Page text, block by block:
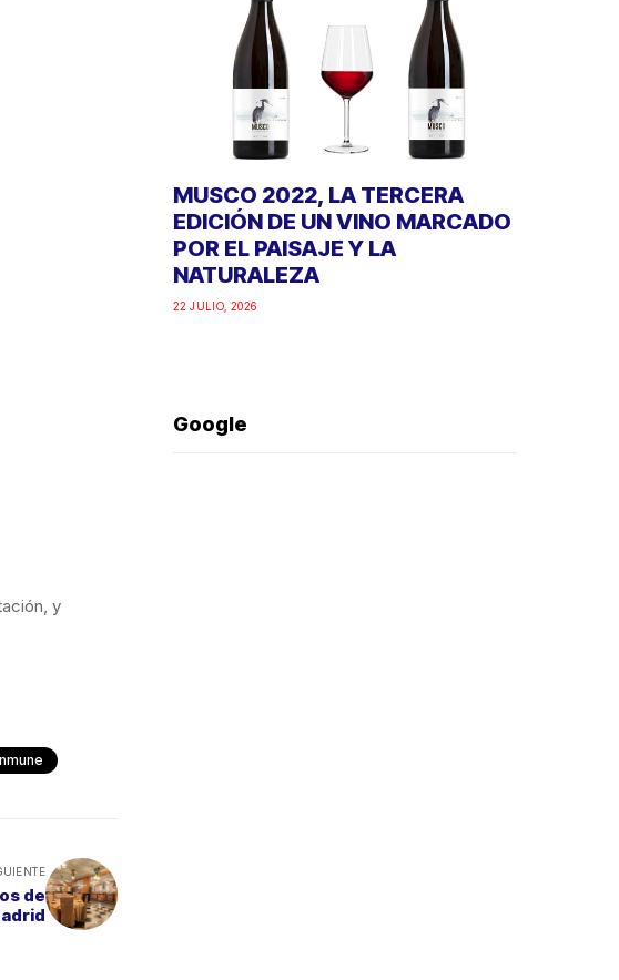
y
de
MUSCO 2022, LA TERCERA
EDICIÓN DE UN VINO MARCADO
POR EL PAISAJE Y LA
NATURALEZA
22 JULIO, 2026
Google